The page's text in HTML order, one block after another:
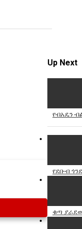
Up Next
የብአዴን
የደቡብ
ቁጣ
Report